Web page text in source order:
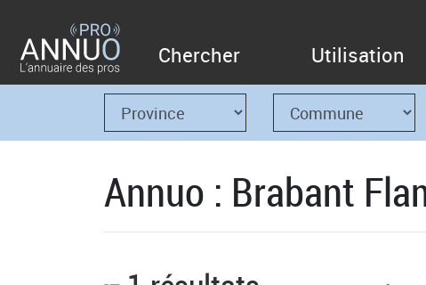
Chercher Utilisation
Annuo : Brabant